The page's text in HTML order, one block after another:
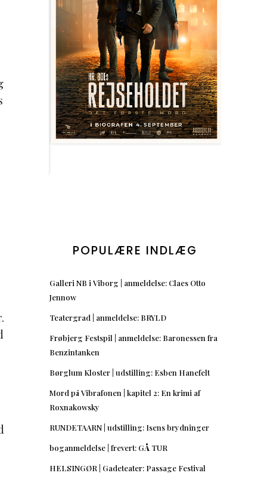
POPULÆRE INDLÆG
Galleri NB i Viborg | anmeldelse: Claes Otto
Jennow
Teatergrad | anmeldelse: BRYLD
Frøbjerg Festspil | anmeldelse: Baronessen fra
Benzintanken
Børglum Kloster | udstilling: Esben Hanefelt
Mord på Vibrafonen | kapitel 2: En krimi af
Roxnakowsky
RUNDETAARN | udstilling: Isens brydninger
boganmeldelse | frevert: GÅ TUR
HELSINGØR | Gadeteater: Passage Festival